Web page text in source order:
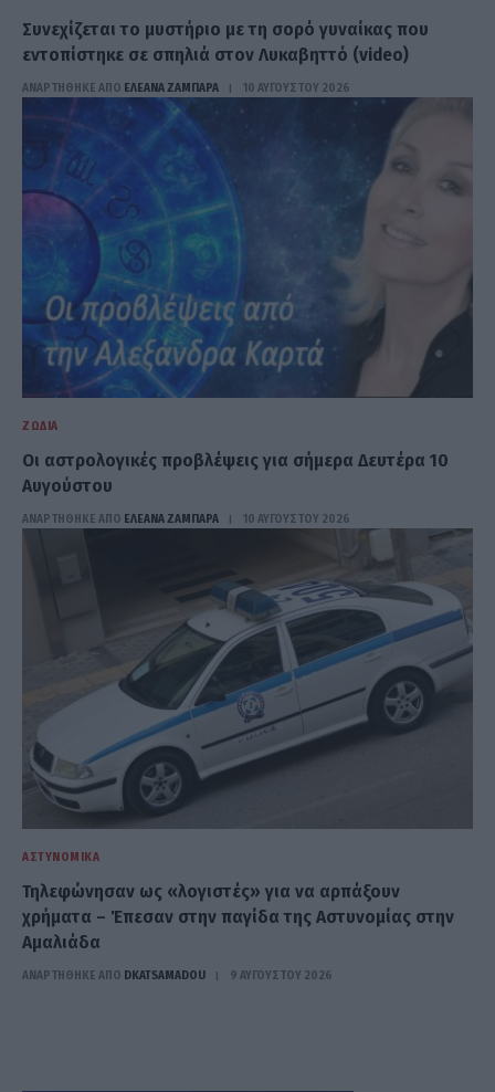
Συνεχίζεται το μυστήριο με τη σορό γυναίκας που
εντοπίστηκε σε σπηλιά στον Λυκαβηττό (video)
ΑΝΑΡΤΗΘΗΚΕ ΑΠΟ ΕΛΕΑΝΑ ΖΑΜΠΑΡΑ 10 ΑΥΓΟΎΣΤΟΥ 2026
ΖΏΔΙΑ
Οι αστρολογικές προβλέψεις για σήμερα Δευτέρα 10
Αυγούστου
ΑΝΑΡΤΗΘΗΚΕ ΑΠΟ ΕΛΕΑΝΑ ΖΑΜΠΑΡΑ 10 ΑΥΓΟΎΣΤΟΥ 2026
ΑΣΤΥΝΟΜΙΚΆ
Τηλεφώνησαν ως «λογιστές» για να αρπάξουν
χρήματα – Έπεσαν στην παγίδα της Αστυνομίας στην
Αμαλιάδα
ΑΝΑΡΤΗΘΗΚΕ ΑΠΟ DKATSAMADOU 9 ΑΥΓΟΎΣΤΟΥ 2026